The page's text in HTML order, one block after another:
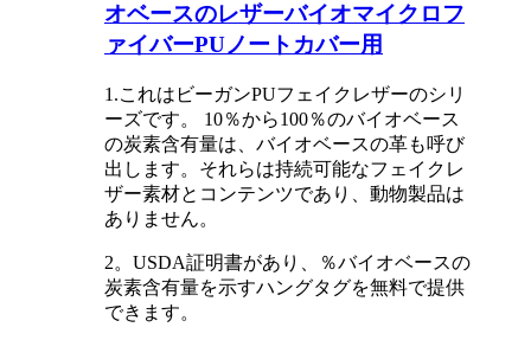
オベースのレザーバイオマイクロフ
ァイバーPUノートカバー用
1.これはビーガンPUフェイクレザーのシリ
ーズです。 10％から100％のバイオベース
の炭素含有量は、バイオベースの革も呼び
出します。それらは持続可能なフェイクレ
ザー素材とコンテンツであり、動物製品は
ありません。
2。USDA証明書があり、％バイオベースの
炭素含有量を示すハングタグを無料で提供
できます。